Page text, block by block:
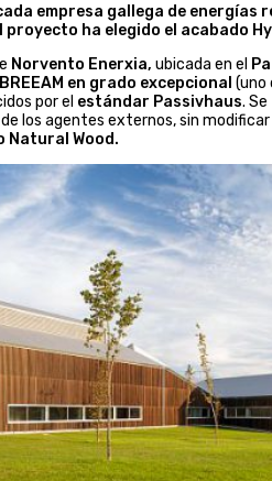
empresa gallega de
ha elegido el acabado
Norvento Enerxia, ubicada en el
en grado excepcional (uno
por el estándar Passivhaus.
los agentes externos, sin
Natural Wood.